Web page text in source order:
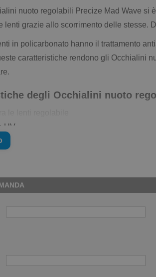
nuoto regolabili Precize Mad Wave si
lenti grazie allo scorrimento delle stesse.
in policarbonato hanno il trattamento
caratteristiche rendono gli Occhialini
degli Occhialini nuoto
UV
antiappannante